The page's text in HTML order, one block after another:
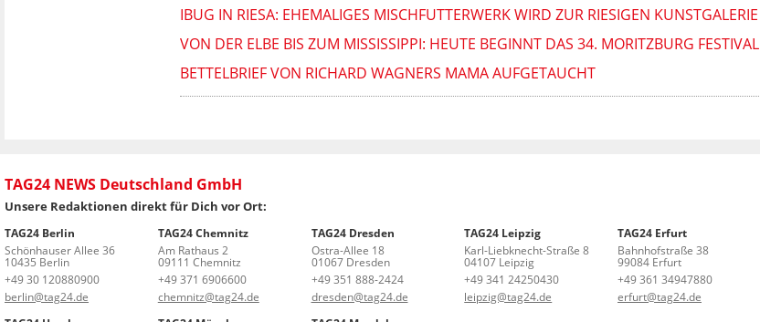
IBUG IN RIESA: EHEMALIGES MISCHFUTTERWERK WIRD ZUR RIESIGEN KUNSTGALERIE
VON DER ELBE BIS ZUM MISSISSIPPI: HEUTE BEGINNT DAS 34. MORITZBURG FESTIVAL
BETTELBRIEF VON RICHARD WAGNERS MAMA AUFGETAUCHT
TAG24 NEWS Deutschland GmbH
Unsere Redaktionen direkt für Dich vor Ort:
TAG24 Berlin
Schönhauser Allee 36
10435 Berlin
+49 30 120880900
berlin@tag24.de
TAG24 Chemnitz
Am Rathaus 2
09111 Chemnitz
+49 371 6906600
chemnitz@tag24.de
TAG24 Dresden
Ostra-Allee 18
01067 Dresden
+49 351 888-2424
dresden@tag24.de
TAG24 Leipzig
Karl-Liebknecht-Straße 8
04107 Leipzig
+49 341 24250430
leipzig@tag24.de
TAG24 Erfurt
Bahnhofstraße 38
99084 Erfurt
+49 361 34947880
erfurt@tag24.de